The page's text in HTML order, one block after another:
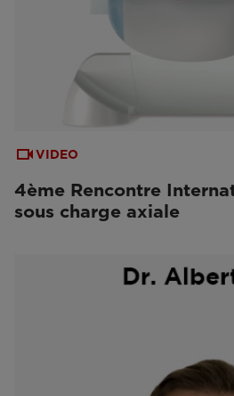
VIDEO
4ème Rencontre
sous charge axiale